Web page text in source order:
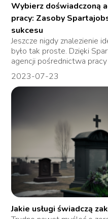
Wybierz doświadczoną
pracy: Zasoby
sukcesu
Jeszcze nigdy znalezienie
było tak proste. Dzięki
agencji pośrednictwa
2023-07-23
Jakie usługi świadczą